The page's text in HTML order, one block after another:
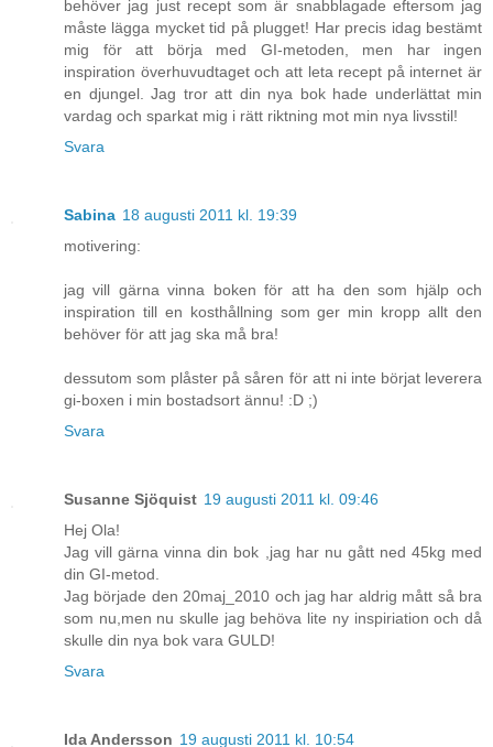
behöver jag just recept som är snabblagade eftersom jag
måste lägga mycket tid på plugget! Har precis idag bestämt
mig för att börja med GI-metoden, men har ingen
inspiration överhuvudtaget och att leta recept på internet är
en djungel. Jag tror att din nya bok hade underlättat min
vardag och sparkat mig i rätt riktning mot min nya livsstil!
Svara
Sabina 18 augusti 2011 kl. 19:39
motivering:
jag vill gärna vinna boken för att ha den som hjälp och
inspiration till en kosthållning som ger min kropp allt den
behöver för att jag ska må bra!
dessutom som plåster på såren för att ni inte börjat leverera
gi-boxen i min bostadsort ännu! :D ;)
Svara
Susanne Sjöquist 19 augusti 2011 kl. 09:46
Hej Ola!
Jag vill gärna vinna din bok ,jag har nu gått ned 45kg med
din GI-metod.
Jag började den 20maj_2010 och jag har aldrig mått så bra
som nu,men nu skulle jag behöva lite ny inspiriation och då
skulle din nya bok vara GULD!
Svara
Ida Andersson 19 augusti 2011 kl. 10:54